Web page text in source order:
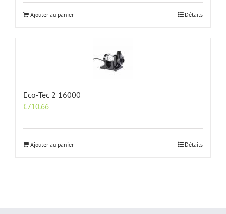
Ajouter au panier Détails
Eco-Tec 2 16000
€710.66
Ajouter au panier Détails